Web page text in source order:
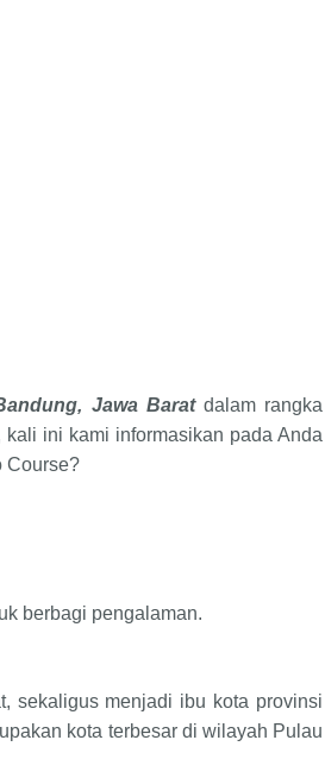
Jawa Barat dalam rangka
kali ini kami informasikan pada Anda
Course?
berbagi pengalaman.
sekaligus menjadi ibu kota provinsi
kota terbesar di wilayah Pulau